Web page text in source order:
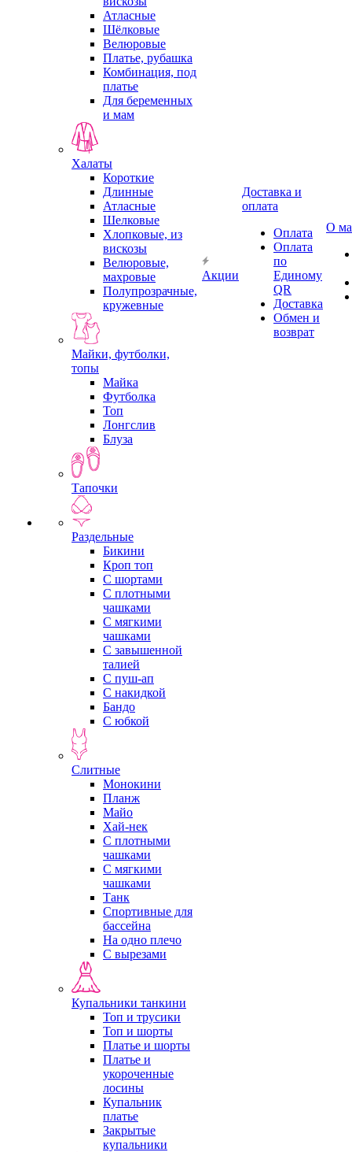
Атласные
Шёлковые
Велюровые
Платье, рубашка
Комбинация, под
платье
Для беременных
и мам
Халаты
Короткие
Длинные
Атласные
Шелковые
Хлопковые, из
вискозы
Велюровые,
махровые
Полупрозрачные,
кружевные
Майки, футболки,
топы
Майка
Футболка
Топ
Лонгслив
Блуза
Тапочки
Раздельные
Бикини
Кроп топ
С шортами
С плотными
чашками
С мягкими
чашками
С завышенной
талией
С пуш-ап
С накидкой
Бандо
С юбкой
Слитные
Монокини
Планж
Майо
Хай-нек
С плотными
чашками
С мягкими
чашками
Танк
Спортивные для
бассейна
На одно плечо
С вырезами
Купальники танкини
Топ и трусики
Топ и шорты
Платье и шорты
Платье и
укороченные
лосины
Купальник
платье
Закрытые
купальники
Акции
Доставка и
оплата
Оплата
Оплата
по
Единому
QR
Доставка
Обмен и
возврат
О